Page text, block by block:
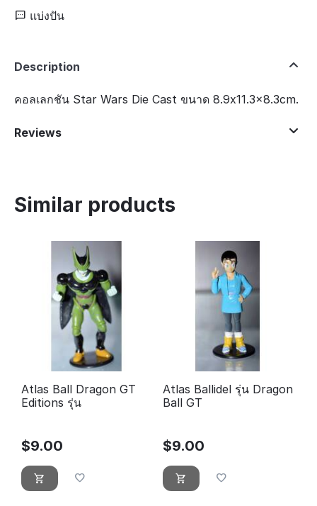
แบ่งปัน
Description
คอลเลกชัน Star Wars Die Cast ขนาด 8.9x11.3x8.3cm.
Reviews
Similar products
Atlas Ball Dragon GT
Editions รุ่น
$9.00
Atlas Ballidel รุ่น Dragon
Ball GT
$9.00